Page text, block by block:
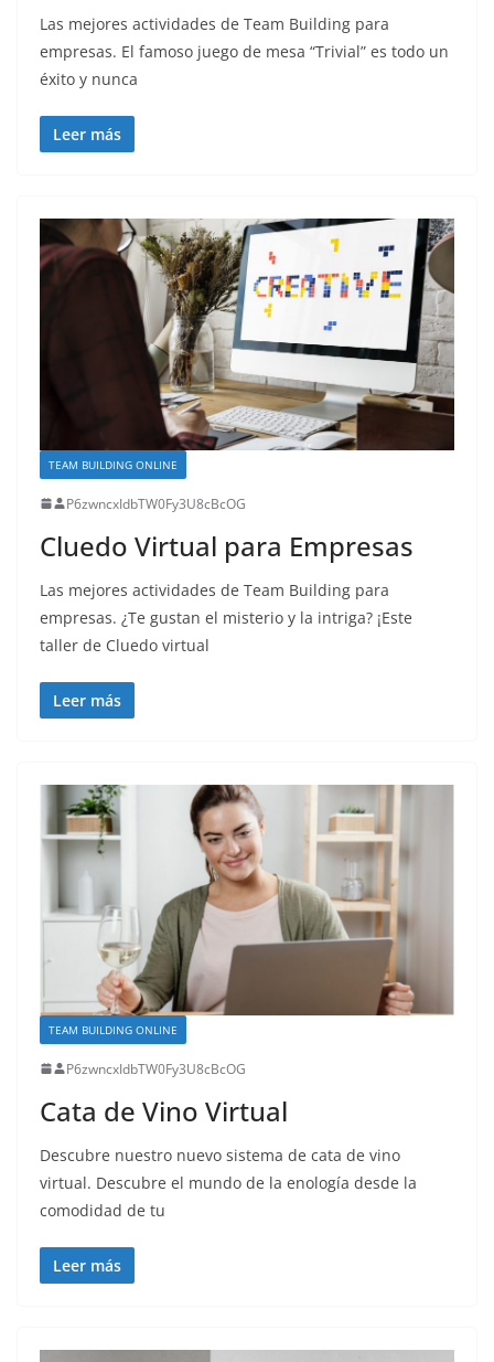
Las mejores actividades de Team Building para
empresas. El famoso juego de mesa “Trivial” es todo un
éxito y nunca
Leer más
TEAM BUILDING ONLINE
P6zwncxIdbTW0Fy3U8cBcOG
Cluedo Virtual para Empresas
Las mejores actividades de Team Building para
empresas. ¿Te gustan el misterio y la intriga? ¡Este
taller de Cluedo virtual
Leer más
TEAM BUILDING ONLINE
P6zwncxIdbTW0Fy3U8cBcOG
Cata de Vino Virtual
Descubre nuestro nuevo sistema de cata de vino
virtual. Descubre el mundo de la enología desde la
comodidad de tu
Leer más